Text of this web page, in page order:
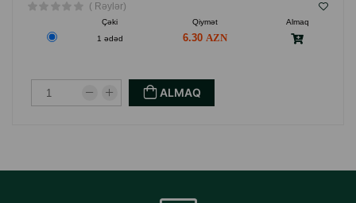
( Rəylər)
Çəki Qiymət
Almaq
1 ədəd
6.30
ALMAQ